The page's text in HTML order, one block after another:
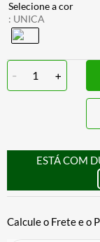
: UNICA
- 1 +
ESTÁ COM